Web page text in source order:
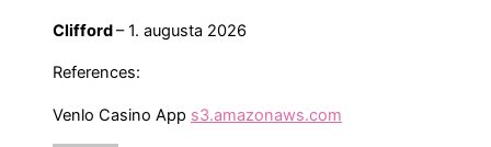
Clifford– 1. augusta 2026
References:
Venlo Casino App s3.amazonaws.com